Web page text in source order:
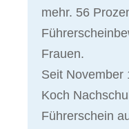
mehr. 56
Frauen.
Seit November
Koch
Führerschein